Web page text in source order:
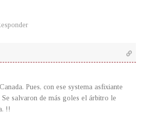
Pues, con ese systema asfixiante
salvaron de más goles el árbitro le
!!